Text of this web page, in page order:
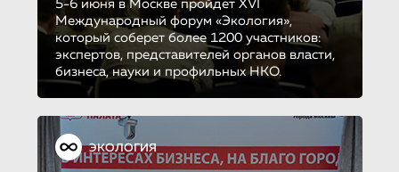
5-6 июня в Москве пройдет XVI
Международный форум «Экология»,
который соберет более 1200 участников:
экспертов, представителей органов власти,
бизнеса, науки и профильных НКО.
ЭКОЛОГИЯ